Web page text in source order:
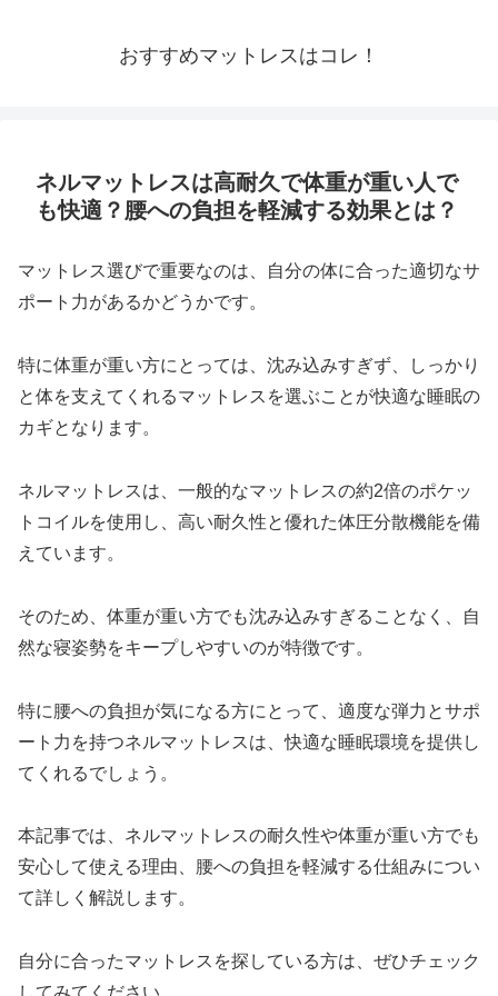
おすすめマットレスはコレ！
ネルマットレスは高耐久で体重が重い人で
も快適？腰への負担を軽減する効果とは？
マットレス選びで重要なのは、自分の体に合った適切なサ
ポート力があるかどうかです。
特に体重が重い方にとっては、沈み込みすぎず、しっかり
と体を支えてくれるマットレスを選ぶことが快適な睡眠の
カギとなります。
ネルマットレスは、一般的なマットレスの約2倍のポケッ
トコイルを使用し、高い耐久性と優れた体圧分散機能を備
えています。
そのため、体重が重い方でも沈み込みすぎることなく、自
然な寝姿勢をキープしやすいのが特徴です。
特に腰への負担が気になる方にとって、適度な弾力とサポ
ート力を持つネルマットレスは、快適な睡眠環境を提供し
てくれるでしょう。
本記事では、ネルマットレスの耐久性や体重が重い方でも
安心して使える理由、腰への負担を軽減する仕組みについ
て詳しく解説します。
自分に合ったマットレスを探している方は、ぜひチェック